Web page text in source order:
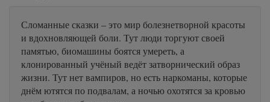
Сломанные сказки – это мир болезнетворной красоты
и вдохновляющей боли. Тут люди торгуют своей
памятью, биомашины боятся умереть, а
клонированный учёный ведёт затворнический образ
жизни. Тут нет вампиров, но есть наркоманы, которые
днём ютятся по подвалам, а ночью охотятся за кровью